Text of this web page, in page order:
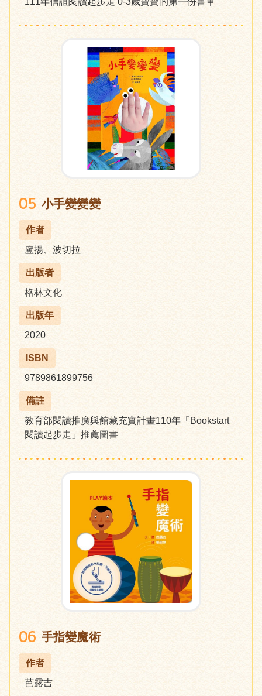
05 小手變變變
作者
盧揚、波切拉
出版者
格林文化
出版年
2020
ISBN
9789861899756
備註
教育部閱讀推廣與館藏充實計畫110年「Bookstart
閱讀起步走」推薦圖書
06 手指變魔術
作者
芭露吉